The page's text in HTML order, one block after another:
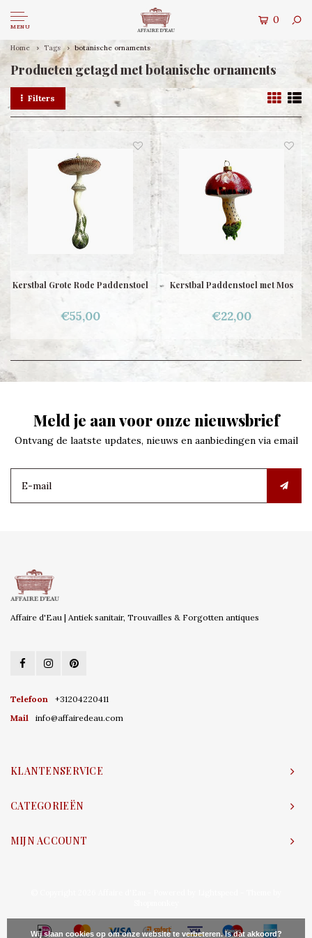
MENU
0
Home Tags botanische ornaments
Producten getagd met botanische ornaments
Filters
Kerstbal Grote Rode Paddenstoel
€55,00
Kerstbal Paddenstoel met Mos
€22,00
Meld je aan voor onze nieuwsbrief
Ontvang de laatste updates, nieuws en aanbiedingen via email
Affaire d'Eau | Antiek sanitair, Trouvailles & Forgotten antiques
Telefoon
+31204220411
Mail
info@affairedeau.com
KLANTENSERVICE
CATEGORIEËN
MIJN ACCOUNT
Wij slaan cookies op om onze website te verbeteren. Is dat akkoord?